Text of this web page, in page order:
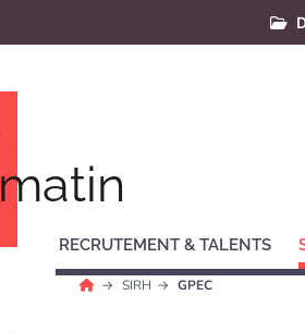
matin
RECRUTEMENT & TALENTS
SIRH GPEC